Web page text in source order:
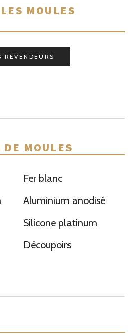
MOULES
REVENDEURS
DE MOULES
Fer blanc
Aluminium anodisé
Silicone platinum
Découpoirs